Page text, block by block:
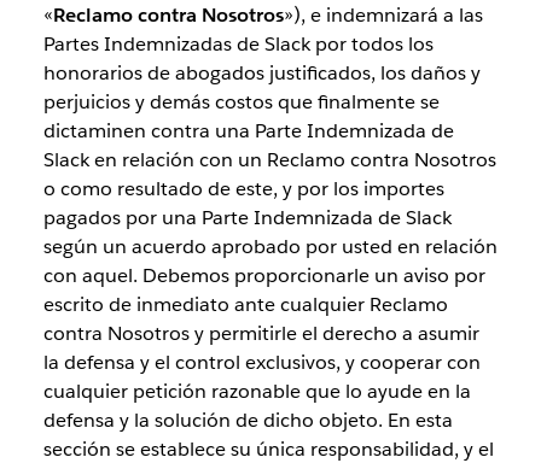
«Reclamo contra Nosotros»), e indemnizará a las
Partes Indemnizadas de Slack por todos los
honorarios de abogados justificados, los daños y
perjuicios y demás costos que finalmente se
dictaminen contra una Parte Indemnizada de
Slack en relación con un Reclamo contra Nosotros
o como resultado de este, y por los importes
pagados por una Parte Indemnizada de Slack
según un acuerdo aprobado por usted en relación
con aquel. Debemos proporcionarle un aviso por
escrito de inmediato ante cualquier Reclamo
contra Nosotros y permitirle el derecho a asumir
la defensa y el control exclusivos, y cooperar con
cualquier petición razonable que lo ayude en la
defensa y la solución de dicho objeto. En esta
sección se establece su única responsabilidad, y el